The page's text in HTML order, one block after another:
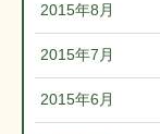
2015年8月
2015年7月
2015年6月